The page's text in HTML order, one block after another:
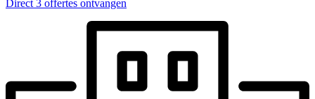
Direct 3 offertes ontvangen